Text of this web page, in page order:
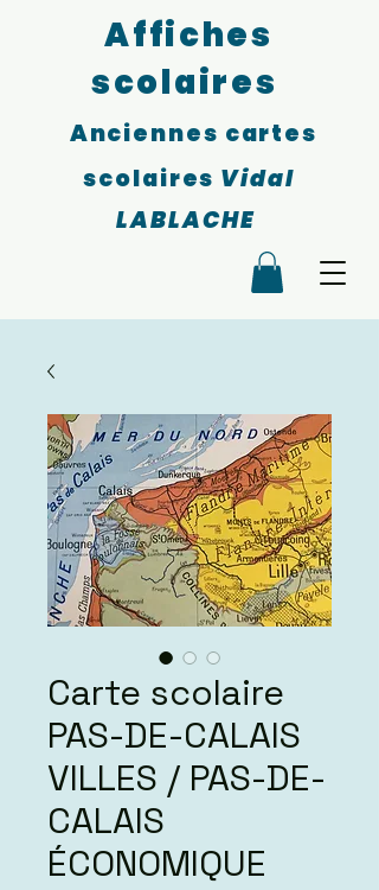
Affiches
scolaires
Anciennes cartes
scolaires Vidal
LABLACHE
Carte scolaire
PAS-DE-CALAIS
VILLES / PAS-DE-
CALAIS
ÉCONOMIQUE